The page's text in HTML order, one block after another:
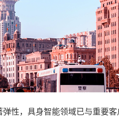
弹性，具身智能领域已与重要